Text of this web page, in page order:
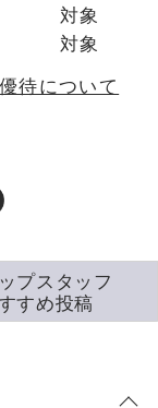
対象
対象
待について
プスタッフ
すめ投稿